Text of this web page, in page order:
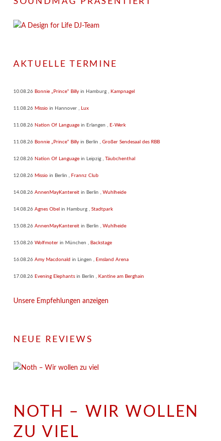
AKTUELLE TERMINE
10.08.26 Bonnie „Prince“ Billy in Hamburg Kampnagel
11.08.26 Missio in Hannover Lux
11.08.26 Nation Of Language in Erlangen E-Werk
11.08.26 Bonnie „Prince“ Billy in Berlin Großer Sendesaal des RBB
12.08.26 Nation Of Language in Leipzig Täubchenthal
12.08.26 Missio in Berlin Frannz Club
14.08.26 AnnenMayKantereit in Berlin Wuhlheide
14.08.26 Agnes Obel in Hamburg Stadtpark
15.08.26 AnnenMayKantereit in Berlin Wuhlheide
15.08.26 Wolfmoter in München Backstage
16.08.26 Amy Macdonald in Lingen Emsland Arena
17.08.26 Evening Elephants in Berlin Kantine am Berghain
Unsere Empfehlungen anzeigen
NEUE REVIEWS
NOTH – WIR WOLLEN
ZU VIEL